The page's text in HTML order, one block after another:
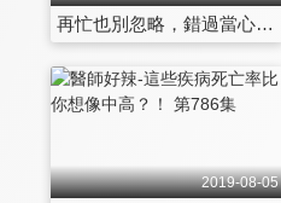
再忙也別忽略，錯過當心後悔一輩子？！ 第775集
2019-08-05